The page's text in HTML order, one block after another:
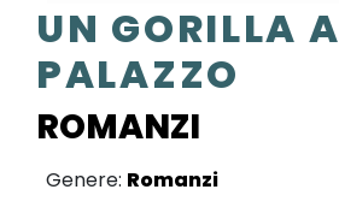
UN GORILLA A
PALAZZO
ROMANZI
Genere: Romanzi